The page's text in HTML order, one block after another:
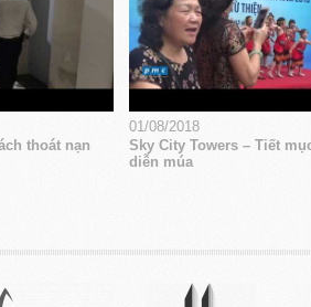
thoát nạn
01/08/2018
Sky City Towers – Tiết
diễn múa